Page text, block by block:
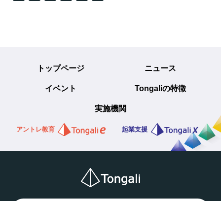
トップページ ニュース
イベント Tongaliの特徴
実施機関
アントレ教育 起業支援